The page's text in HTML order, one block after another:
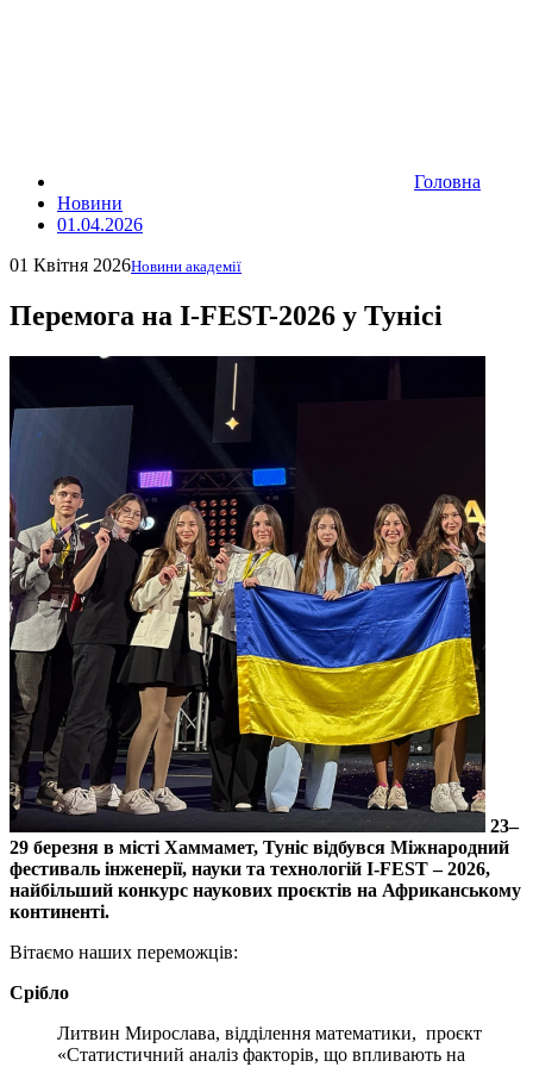
Головна
Новини
01.04.2026
01 Квітня 2026Новини академії
Перемога на I-FEST-2026 у Тунісі
23–
29 березня в місті Хаммамет, Туніс відбувся Міжнародний
фестиваль інженерії, науки та технологій I-FEST ‒ 2026,
найбільший конкурс наукових проєктів на Африканському
континенті.
Вітаємо наших переможців:
Срібло
Литвин Мирослава, відділення математики, проєкт
«Статистичний аналіз факторів, що впливають на